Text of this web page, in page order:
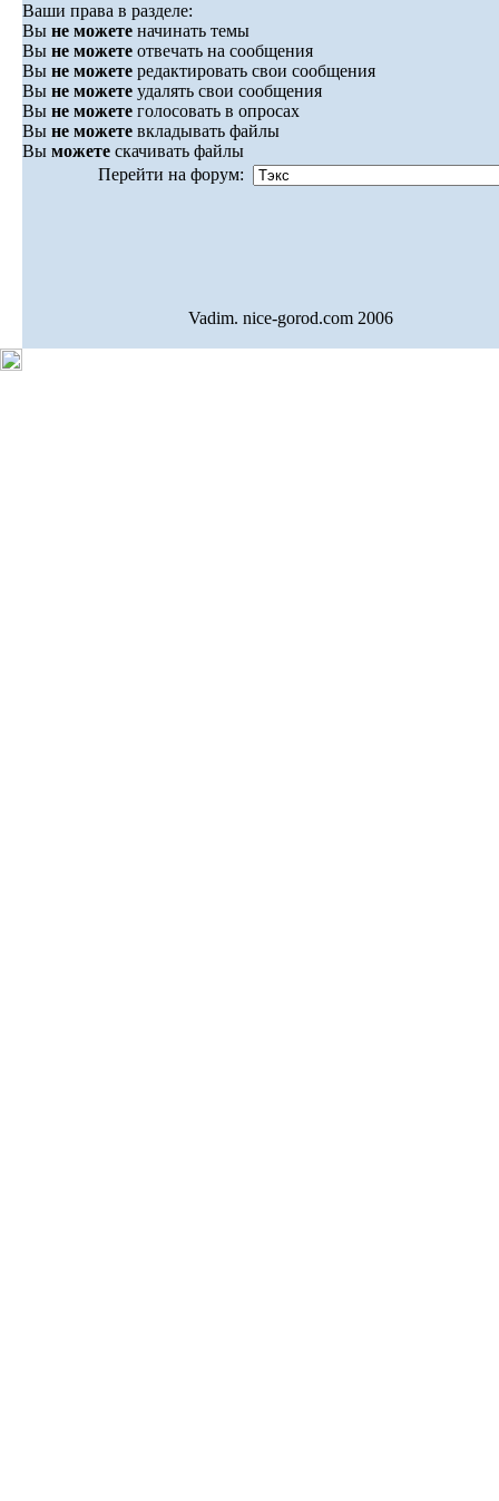
Ваши права в разделе:
Вы не можете начинать темы
Вы не можете отвечать на сообщения
Вы не можете редактировать свои сообщения
Вы не можете удалять свои сообщения
Вы не можете голосовать в опросах
Вы не можете вкладывать файлы
Вы можете скачивать файлы
Перейти на форум:
Vadim. nice-gorod.com 2006